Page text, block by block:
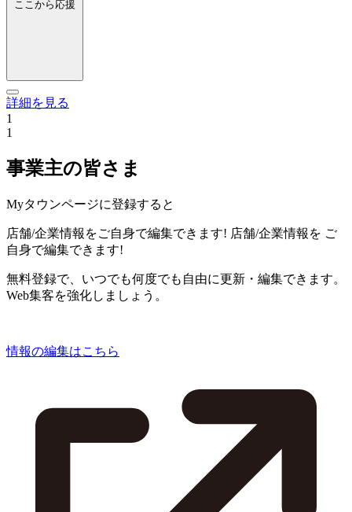
ここから応援
詳細を見る
1
1
事業主の皆さま
Myタウンページに登録すると
店舗/企業情報をご自身で編集できます! 店舗/企業情報を ご
自身で編集できます!
無料登録で、いつでも何度でも自由に更新・編集できます。
Web集客を強化しましょう。
情報の編集はこちら